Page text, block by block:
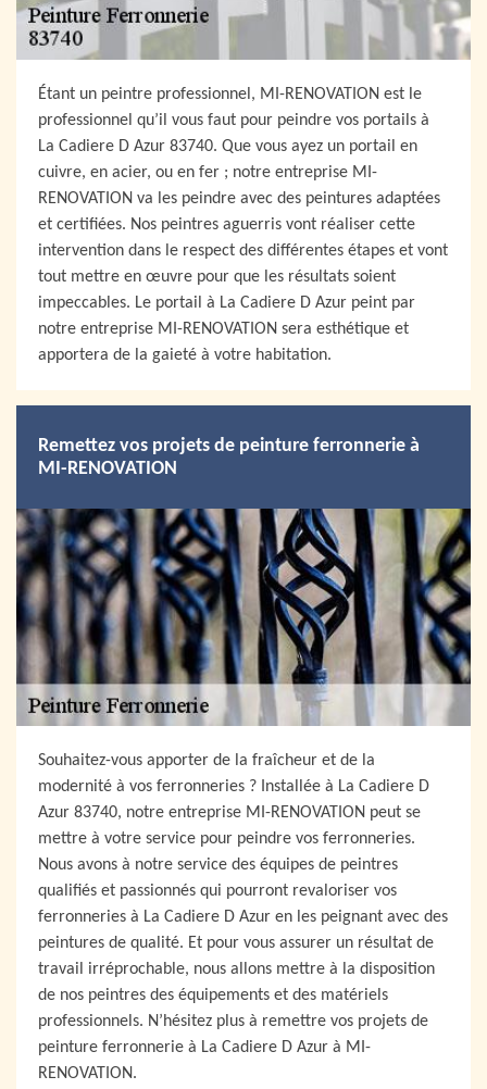
Étant un peintre professionnel, MI-RENOVATION est le
professionnel qu’il vous faut pour peindre vos portails à
La Cadiere D Azur 83740. Que vous ayez un portail en
cuivre, en acier, ou en fer ; notre entreprise MI-
RENOVATION va les peindre avec des peintures adaptées
et certifiées. Nos peintres aguerris vont réaliser cette
intervention dans le respect des différentes étapes et vont
tout mettre en œuvre pour que les résultats soient
impeccables. Le portail à La Cadiere D Azur peint par
notre entreprise MI-RENOVATION sera esthétique et
apportera de la gaieté à votre habitation.
Remettez vos projets de peinture ferronnerie à
MI-RENOVATION
Souhaitez-vous apporter de la fraîcheur et de la
modernité à vos ferronneries ? Installée à La Cadiere D
Azur 83740, notre entreprise MI-RENOVATION peut se
mettre à votre service pour peindre vos ferronneries.
Nous avons à notre service des équipes de peintres
qualifiés et passionnés qui pourront revaloriser vos
ferronneries à La Cadiere D Azur en les peignant avec des
peintures de qualité. Et pour vous assurer un résultat de
travail irréprochable, nous allons mettre à la disposition
de nos peintres des équipements et des matériels
professionnels. N’hésitez plus à remettre vos projets de
peinture ferronnerie à La Cadiere D Azur à MI-
RENOVATION.